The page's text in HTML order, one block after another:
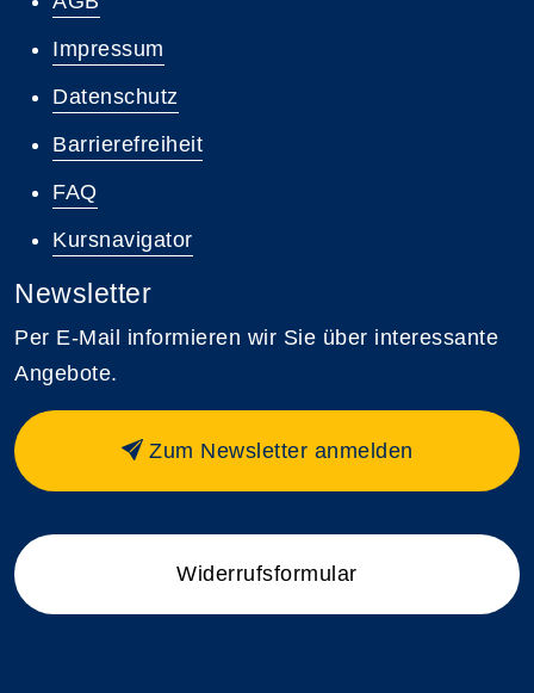
Impressum
Datenschutz
Barrierefreiheit
FAQ
Kursnavigator
Newsletter
Per E-Mail informieren wir Sie über interessante
Angebote.
Zum Newsletter anmelden
Widerrufsformular